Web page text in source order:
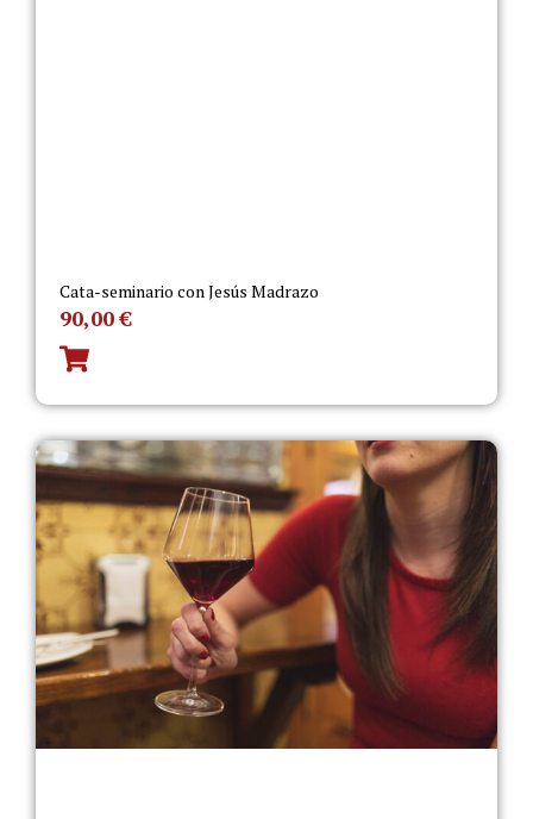
Cata-seminario con Jesús Madrazo
90,00€